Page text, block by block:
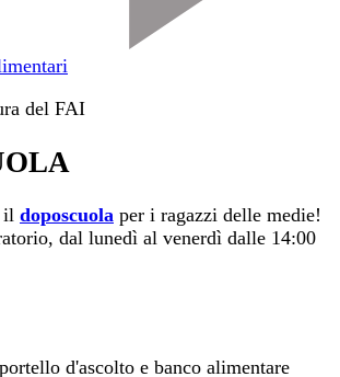
il doposcuola per i ragazzi delle medie!
dal lunedì al venerdì dalle 14:00
d'ascolto e banco alimentare